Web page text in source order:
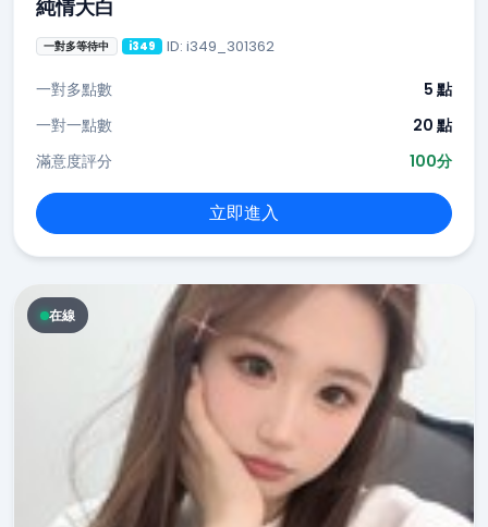
純情大白
一對多等待中 i349 ID: i349_301362
一對多點數
5 點
一對一點數
20 點
滿意度評分
100分
立即進入
在線